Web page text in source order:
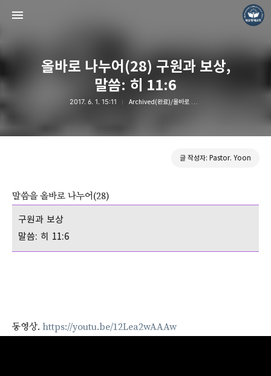
올바로 나누어(28) 구원과 보상,
말씀: 히 11:6
2017. 6. 1. 15:11 Archived(완료)/올바로 나누어
글 작성자: Pastor. Yoon
말씀을 올바로 나누어(28)
구원과 보상
말씀: 히 11:6
동영상. https://youtu.be/12Lea2wAAAw
❏말씀침례교회 ❏AV1611.net ❏Peter Yoon